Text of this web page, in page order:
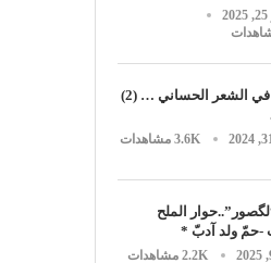
تأملات في الشعر الحساني … (2)
3.6K مشاهدات
الملح
-حمّ ولد آدبّ *
2.2K مشاهدات